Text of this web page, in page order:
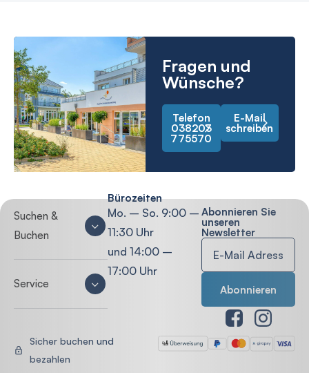
Fragen und
Wünsche?
Telefon
038203
775570
E-Mail
schreiben
Suchen &
Buchen
Service
Bürozeiten
Mo. – So. 9:00 –
11:30 Uhr
und 14:00 –
17:00 Uhr
Abonnieren Sie
unseren
Newsletter
Sicher buchen und
bezahlen